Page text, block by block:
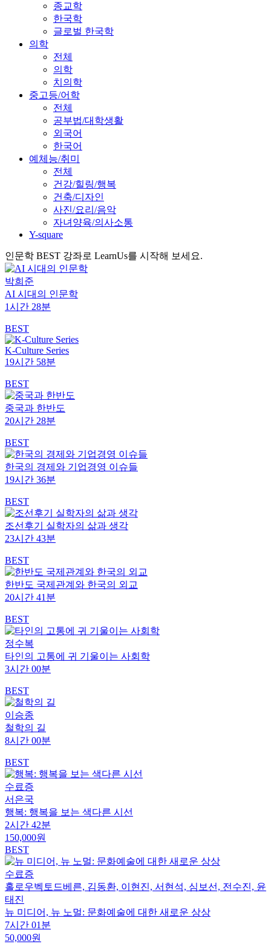
종교학
한국학
글로벌 한국학
의학
전체
의학
치의학
중고등/어학
전체
공부법/대학생활
외국어
한국어
예체능/취미
전체
건강/힐링/행복
건축/디자인
사진/요리/음악
자녀양육/의사소통
Y-square
인문학 BEST 강좌로 LearnUs를 시작해 보세요.
박희준
AI 시대의 인문학
1시간 28분
BEST
K-Culture Series
19시간 58분
BEST
중국과 한반도
20시간 28분
BEST
한국의 경제와 기업경영 이슈들
19시간 36분
BEST
조선후기 실학자의 삶과 생각
23시간 43분
BEST
한반도 국제관계와 한국의 외교
20시간 41분
BEST
정수복
타인의 고통에 귀 기울이는 사회학
3시간 00분
BEST
이승종
철학의 길
8시간 00분
BEST
수료증
서은국
행복: 행복을 보는 색다른 시선
2시간 42분
150,000원
BEST
수료증
홀로우벡토드베른, 김동환, 이현진, 서현석, 심보선, 전수진, 윤
태진
뉴 미디어, 뉴 노멀: 문화예술에 대한 새로운 상상
7시간 01분
50,000원